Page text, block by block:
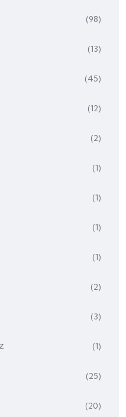
(98)
(13)
(45)
(12)
(2)
(1)
(1)
(1)
(1)
(2)
(3)
(1)
(25)
(20)